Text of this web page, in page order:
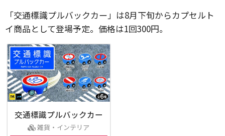
「交通標識プルバックカー」は8月下旬からカプセルト
イ商品として登場予定。価格は1回300円。
交通標識プルバックカー
雑貨・インテリア